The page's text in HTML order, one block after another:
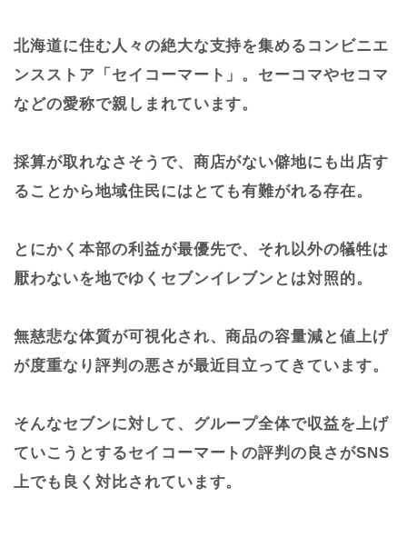
北海道に住む人々の絶大な支持を集めるコンビニエ
ンスストア「セイコーマート」。セーコマやセコマ
などの愛称で親しまれています。
採算が取れなさそうで、商店がない僻地にも出店す
ることから地域住民にはとても有難がれる存在。
とにかく本部の利益が最優先で、それ以外の犠牲は
厭わないを地でゆくセブンイレブンとは対照的。
無慈悲な体質が可視化され、商品の容量減と値上げ
が度重なり評判の悪さが最近目立ってきています。
そんなセブンに対して、グループ全体で収益を上げ
ていこうとするセイコーマートの評判の良さがSNS
上でも良く対比されています。